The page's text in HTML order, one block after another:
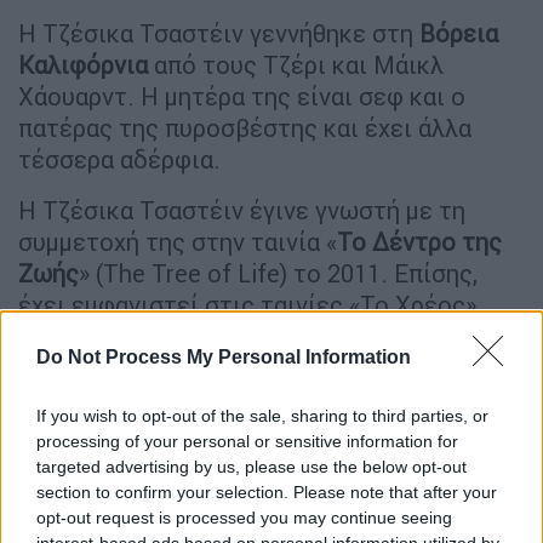
Do Not Process My Personal Information
If you wish to opt-out of the sale, sharing to third parties, or
processing of your personal or sensitive information for
targeted advertising by us, please use the below opt-out
section to confirm your selection. Please note that after your
opt-out request is processed you may continue seeing
Η Τζέσικα Τσαστέιν γεννήθηκε στη Βόρεια
Καλιφόρνιααπό τους Τζέρι και Μάικλ
Χάουαρντ. Η μητέρα της είναι σεφ και ο
πατέρας της πυροσβέστης και έχει άλλα
τέσσερα αδέρφια.
Η Τζέσικα Τσαστέιν έγινε γνωστή με τη
συμμετοχή της στην ταινία «Το Δέντρο της
Ζωής» (The Tree of Life) το 2011. Επίσης,
έχει εμφανιστεί στις ταινίες «Το Χρέος»
Shelter, 2011) και «Υπηρέτριες» (The Help,
για Όσκαρ, Χρυσή Σφαίρα, Screen Actors Guild
Award και BAFTA Β' γυναικείου ρόλου.
Το 2012 πρωταγωνίστησε στην ταινία Zero